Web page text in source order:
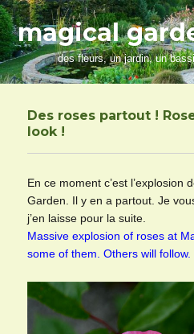
magical
des fleurs, un jardin, un
Des roses partout !
look !
En ce moment c’est l’explosion
Garden. Il y en a partout. Je
j’en laisse pour la suite.
Massive explosion of roses at
some of them. Others will follow.